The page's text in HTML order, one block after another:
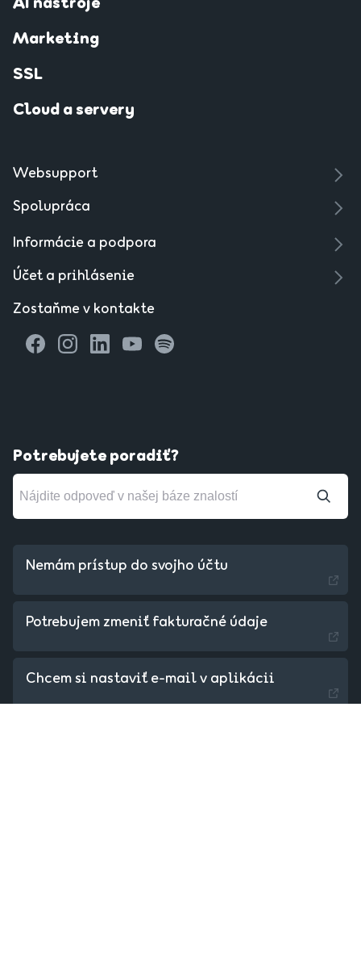
AI nástroje
Marketing
SSL
Cloud a servery
Websupport
Spolupráca
Informácie a podpora
Účet a prihlásenie
Zostaňme v kontakte
Potrebujete poradiť?
Nemám prístup do svojho účtu
Potrebujem zmeniť fakturačné údaje
Chcem si nastaviť e-mail v aplikácii